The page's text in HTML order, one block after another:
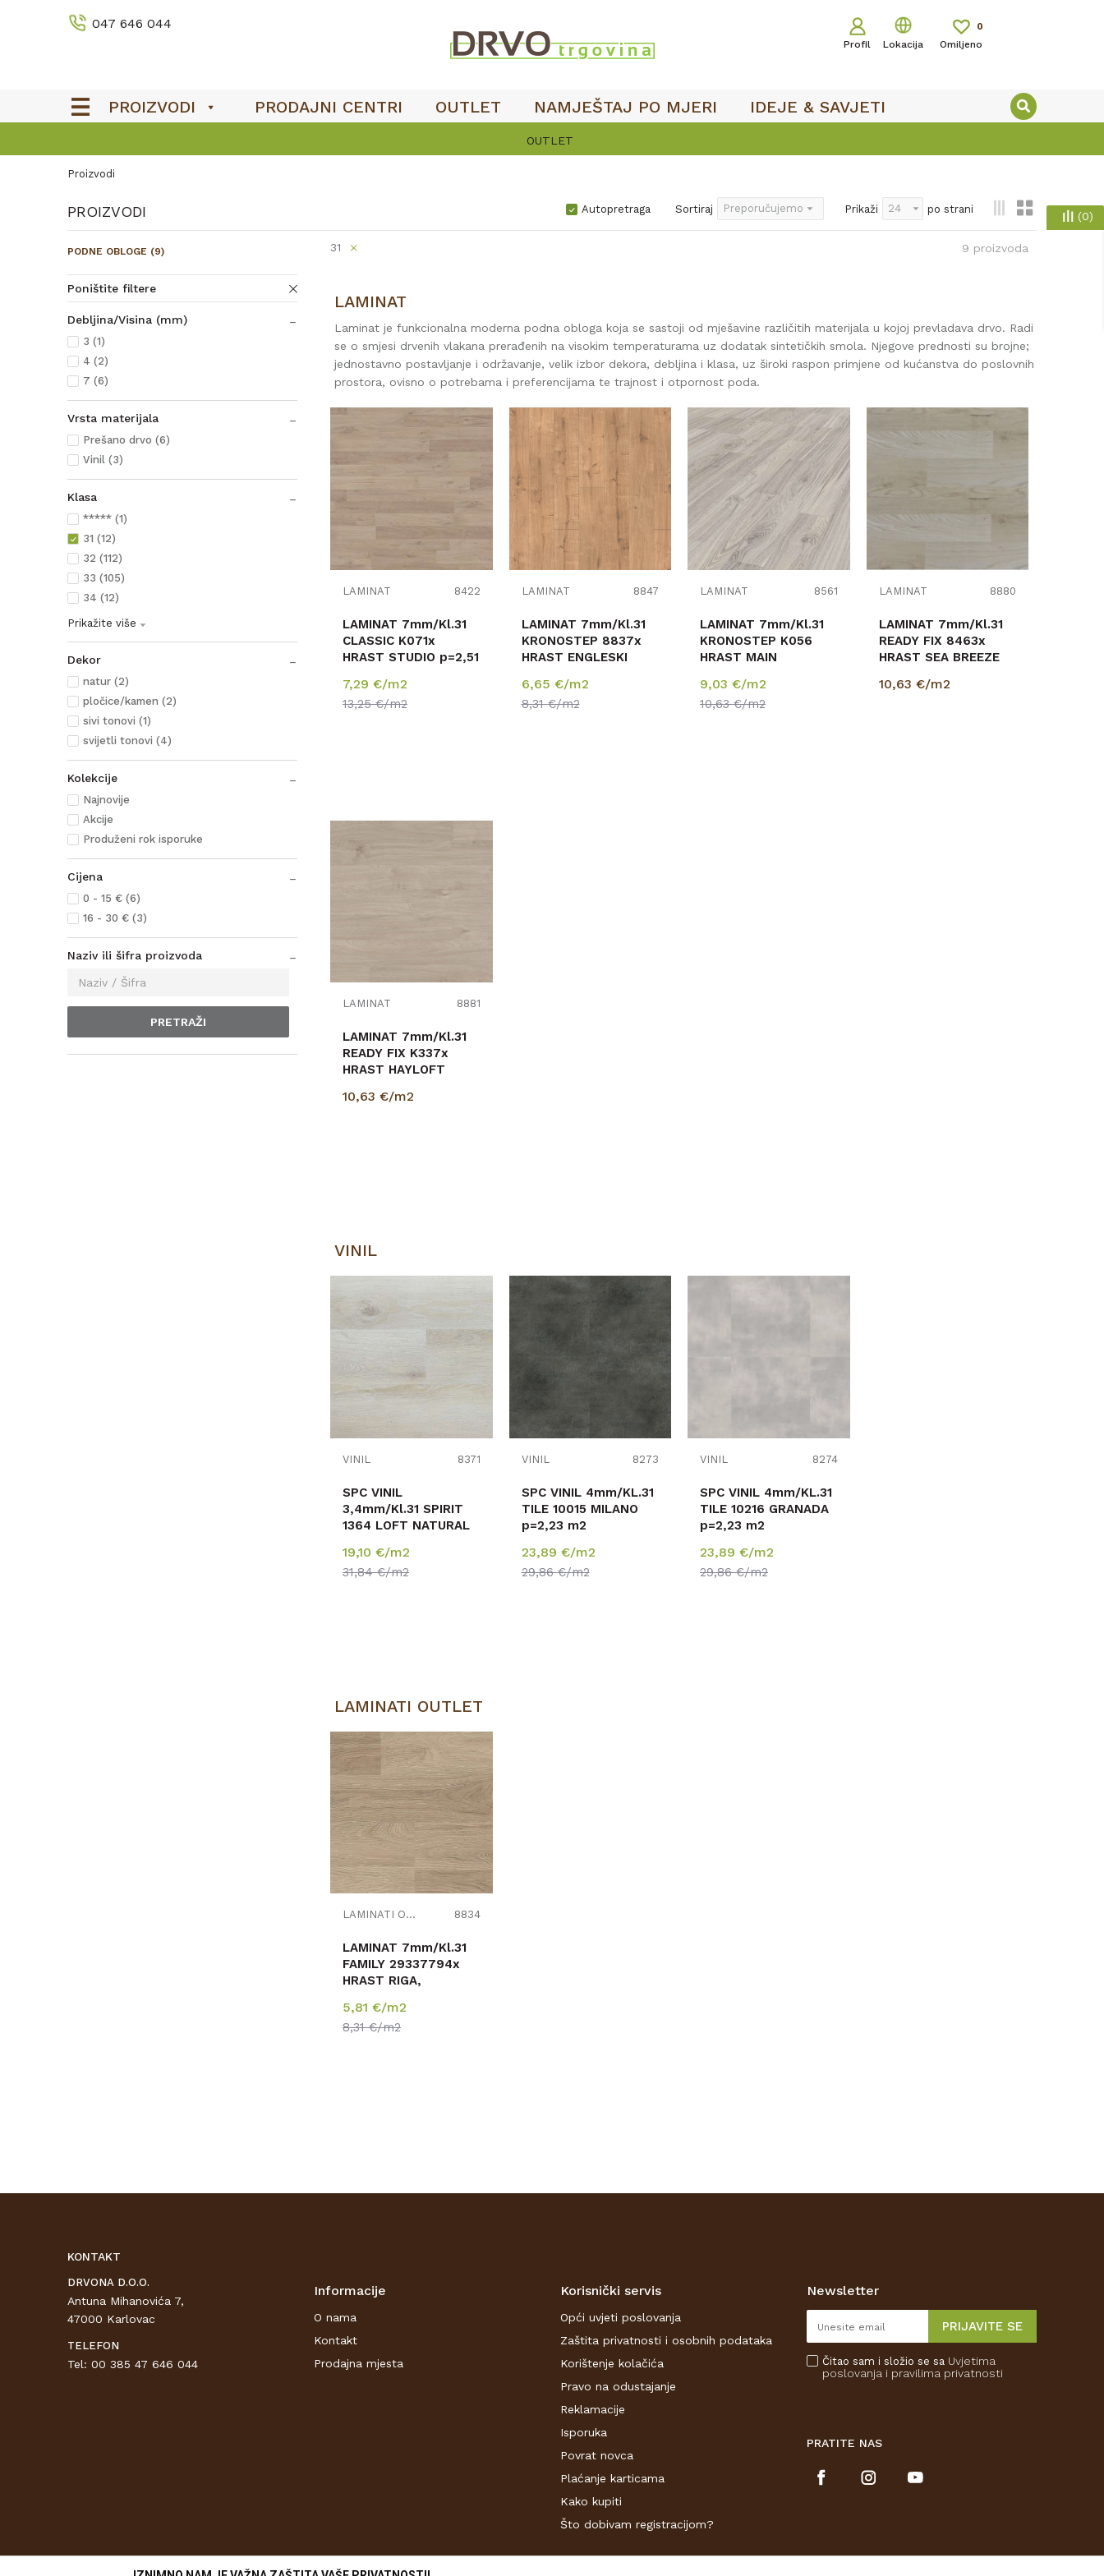
047 646 044
Profil Lokacija Omiljeno
0
PROIZVODI PRODAJNI CENTRI OUTLET NAMJEŠTAJ PO MJERI IDEJE & SAVJETI
OUTLET
(0)
Proizvodi
PROIZVODI Autopretraga Sortiraj Prikaži po strani
PODNE OBLOGE (9)
Poništite filtere
Debljina/Visina (mm)
3 (1)
4 (2)
7 (6)
Vrsta materijala
Prešano drvo (6)
Vinil (3)
Klasa
***** (1)
31 (12)
32 (112)
33 (105)
34 (12)
Prikažite više
Dekor
natur (2)
pločice/kamen (2)
sivi tonovi (1)
svijetli tonovi (4)
Kolekcije
Najnovije
Akcije
Produženi rok isporuke
Cijena
0 - 15 € (6)
16 - 30 € (3)
Naziv ili šifra proizvoda
PRETRAŽI
31 9 proizvoda
LAMINAT
Laminat je funkcionalna moderna podna obloga koja se sastoji od mješavine različitih materijala u kojoj prevladava drvo. Radi
se o smjesi drvenih vlakana prerađenih na visokim temperaturama uz dodatak sintetičkih smola. Njegove prednosti su brojne;
jednostavno postavljanje i održavanje, velik izbor dekora, debljina i klasa, uz široki raspon primjene od kućanstva do poslovnih
prostora, ovisno o potrebama i preferencijama te trajnost i otpornost poda.
LAMINAT 8422
LAMINAT 7mm/Kl.31
CLASSIC K071x
HRAST STUDIO p=2,51
7,29 €/m2
13,25€/m2
Uporedi
LAMINAT 8847
LAMINAT 7mm/Kl.31
KRONOSTEP 8837x
HRAST ENGLESKI
6,65 €/m2
8,31€/m2
Uporedi
LAMINAT 8561
LAMINAT 7mm/Kl.31
KRONOSTEP K056
HRAST MAIN
9,03 €/m2
10,63€/m2
Uporedi
LAMINAT 8880
LAMINAT 7mm/Kl.31
READY FIX 8463x
HRAST SEA BREEZE
10,63 €/m2
LAMINAT 8881
LAMINAT 7mm/Kl.31
READY FIX K337x
HRAST HAYLOFT
10,63 €/m2
VINIL
VINIL 8371
SPC VINIL
3,4mm/Kl.31 SPIRIT
1364 LOFT NATURAL
19,10 €/m2
31,84€/m2
VINIL 8273
SPC VINIL 4mm/KL.31
TILE 10015 MILANO
p=2,23 m2
23,89 €/m2
29,86€/m2
VINIL 8274
SPC VINIL 4mm/KL.31
TILE 10216 GRANADA
p=2,23 m2
23,89 €/m2
29,86€/m2
LAMINATI OUTLET
Uporedi
LAMINATI OUTLET 8834
LAMINAT 7mm/Kl.31
FAMILY 29337794x
HRAST RIGA,
14,82m2
5,81 €/m2
8,31€/m2
KONTAKT
DRVONA D.O.O.
Antuna Mihanovića 7,
47000 Karlovac
TELEFON
Tel: 00 385 47 646 044
Informacije
O nama
Kontakt
Prodajna mjesta
Korisnički servis
Opći uvjeti poslovanja
Zaštita privatnosti i osobnih podataka
Korištenje kolačića
Pravo na odustajanje
Reklamacije
Isporuka
Povrat novca
Plaćanje karticama
Kako kupiti
Što dobivam registracijom?
Newsletter
PRIJAVITE SE
Čitao sam i složio se sa Uvjetima
poslovanja i pravilima privatnosti
PRATITE NAS